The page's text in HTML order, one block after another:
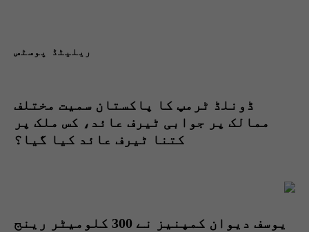
ریلیٹڈ پوسٹس
ڈونلڈ ٹرمپ کا پاکستان سمیت مختلف
ممالک پر جوابی ٹیرف عائد، کس ملک پر
کتنا ٹیرف عائد کیا گیا؟
یوسف دیوان کمپنیز نے 300 کلومیٹر رینج